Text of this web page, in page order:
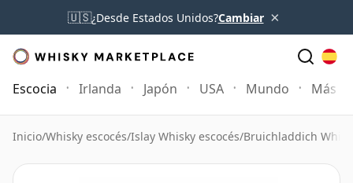
🇺🇸¿Desde Estados Unidos?Cambiar ×
Escocia Irlanda Japón USA Mundo Más
Inicio/Whisky escocés/Islay Whisky escocés/Bruichladdich